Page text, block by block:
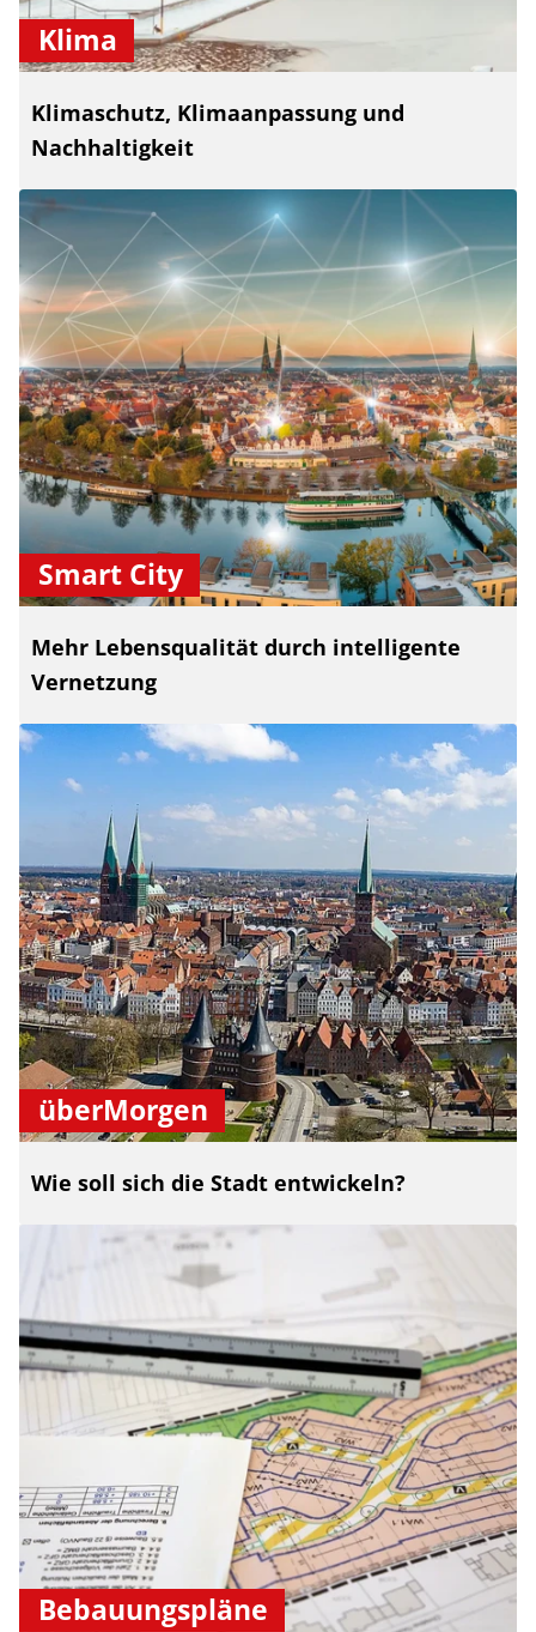
Klima
Klimaschutz, Klimaanpassung und
Nachhaltigkeit
Smart City
Mehr Lebensqualität durch intelligente
Vernetzung
überMorgen
Wie soll sich die Stadt entwickeln?
Bebauungspläne